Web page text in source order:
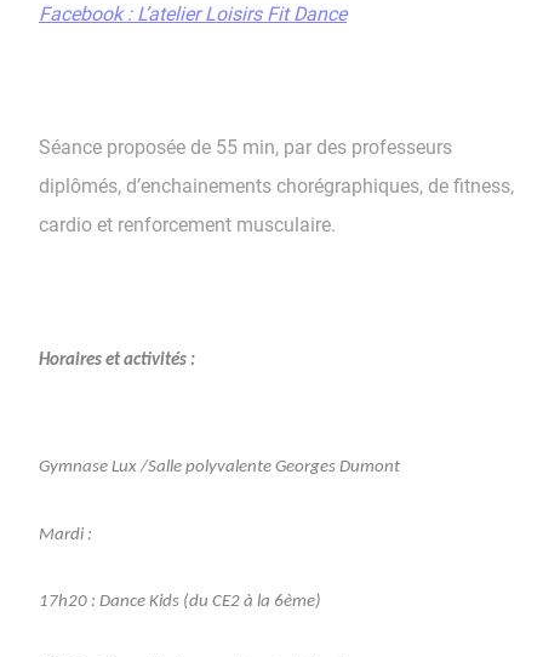
Facebook : L’atelier Loisirs Fit Dance
Séance proposée de 55 min, par des professeurs
diplômés, d’enchainements chorégraphiques, de fitness,
cardio et renforcement musculaire.
Horaires et activités :
Gymnase Lux /Salle polyvalente Georges Dumont
Mardi :
17h20 : Dance Kids (du CE2 à la 6ème)